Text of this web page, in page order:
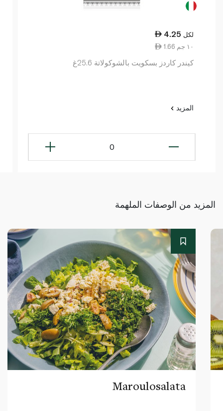
4.25 لكل
1.66 ١٠ جم
كيندر كاردز بسكويت بالشوكولاتة 25.6غ
المزيد
0
المزيد من الوصفات الملهمة
Maroulosalata